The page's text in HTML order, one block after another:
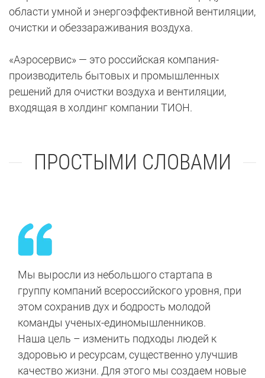
области умной и энергоэффективной вентиляции,
очистки и обеззараживания воздуха.
«Аэросервис» — это российская компания-
производитель бытовых и промышленных
решений для очистки воздуха и вентиляции,
входящая в холдинг компании ТИОН.
ПРОСТЫМИ СЛОВАМИ
Мы выросли из небольшого стартапа в
группу компаний всероссийского уровня, при
этом сохранив дух и бодрость молодой
команды ученых-единомышленников.
Наша цель – изменить подходы людей к
здоровью и ресурсам, существенно улучшив
качество жизни. Для этого мы создаем новые